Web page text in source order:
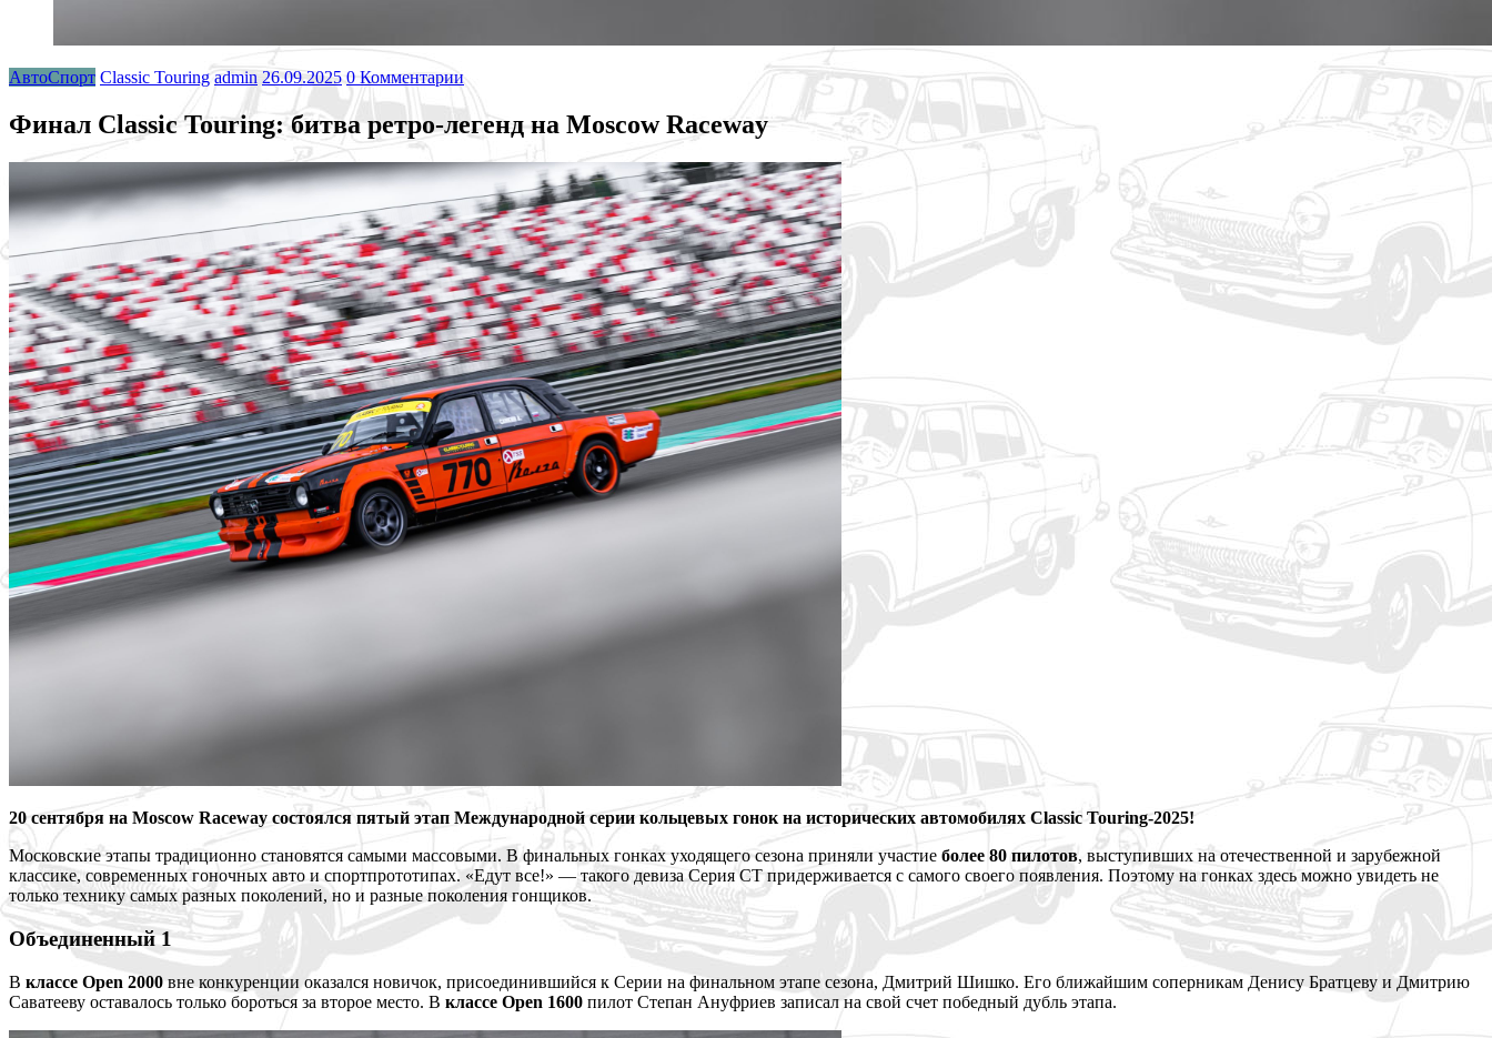
АвтоСпорт Classic Touring admin 26.09.2025 0 Комментарии
Финал Classic Touring: битва ретро-легенд на Moscow Raceway
20 сентября на Moscow Raceway состоялся пятый этап Международной серии кольцевых гонок на исторических автомобилях Classic Touring-2025!
Московские этапы традиционно становятся самыми массовыми. В финальных гонках уходящего сезона приняли участие более 80 пилотов, выступивших на отечественной и зарубежной
классике, современных гоночных авто и спортпрототипах. «Едут все!» — такого девиза Серия CT придерживается с самого своего появления. Поэтому на гонках здесь можно увидеть не
только технику самых разных поколений, но и разные поколения гонщиков.
Объединенный 1
В классе Open 2000 вне конкуренции оказался новичок, присоединившийся к Серии на финальном этапе сезона, Дмитрий Шишко. Его ближайшим соперникам Денису Братцеву и Дмитрию
Саватееву оставалось только бороться за второе место. В классе Open 1600 пилот Степан Ануфриев записал на свой счет победный дубль этапа.